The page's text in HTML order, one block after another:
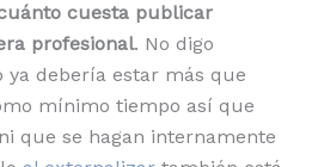
cuesta publicar
profesional. No digo
ya debería estar más que
mínimo tiempo así que
que se hagan internamente